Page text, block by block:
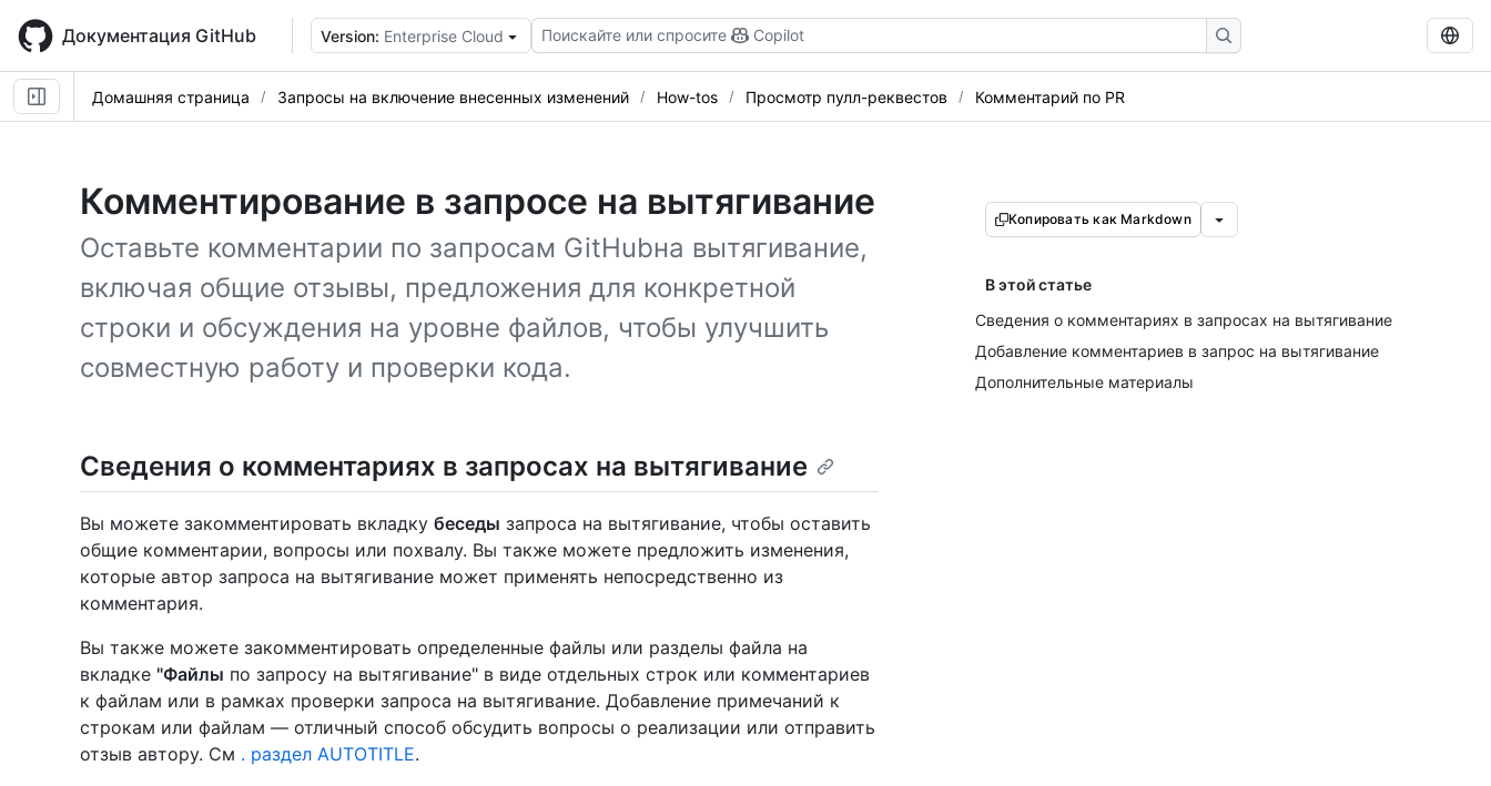
main
content
Документация GitHub Version: Enterprise Cloud Поискайте или спросите Copilot
Домашняя страница Запросы на включение внесенных изменений How-tos Просмотр пулл-реквестов Комментарий по PR
Комментирование в запросе на вытягивание
Оставьте комментарии по запросам GitHubна вытягивание,
включая общие отзывы, предложения для конкретной
строки и обсуждения на уровне файлов, чтобы улучшить
совместную работу и проверки кода.
Копировать как Markdown
В этой статье
Сведения о комментариях в запросах на вытягивание
Добавление комментариев в запрос на вытягивание
Дополнительные материалы
Сведения о комментариях в запросах на вытягивание
Вы можете закомментировать вкладку беседы запроса на вытягивание, чтобы оставить
общие комментарии, вопросы или похвалу. Вы также можете предложить изменения,
которые автор запроса на вытягивание может применять непосредственно из
комментария.
Вы также можете закомментировать определенные файлы или разделы файла на
вкладке "Файлы по запросу на вытягивание" в виде отдельных строк или комментариев
к файлам или в рамках проверки запроса на вытягивание. Добавление примечаний к
строкам или файлам — отличный способ обсудить вопросы о реализации или отправить
отзыв автору. См . раздел AUTOTITLE.